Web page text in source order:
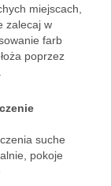
miejscach,
zalecaj w
farb
poprzez
suche
pokoje